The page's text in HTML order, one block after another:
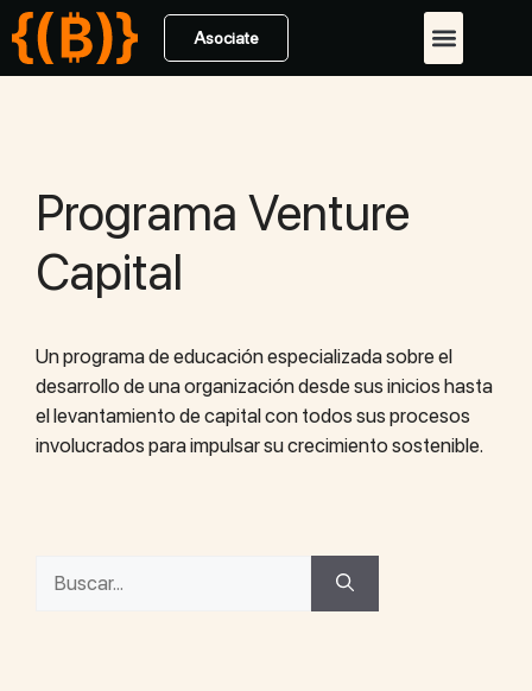
Asociate
Programa Venture
Capital
Un programa de educación especializada sobre el
desarrollo de una organización desde sus inicios hasta
el levantamiento de capital con todos sus procesos
involucrados para impulsar su crecimiento sostenible.